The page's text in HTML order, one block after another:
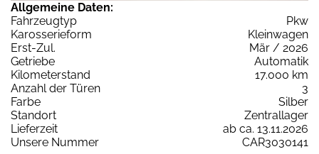
Allgemeine Daten:
Fahrzeugtyp
Pkw
Karosserieform
Kleinwagen
Erst-Zul.
Mär / 2026
Getriebe
Automatik
Kilometerstand
17.000 km
Anzahl der Türen
3
Farbe
Silber
Standort
Zentrallager
Lieferzeit
ab ca. 13.11.2026
Unsere Nummer
CAR3030141